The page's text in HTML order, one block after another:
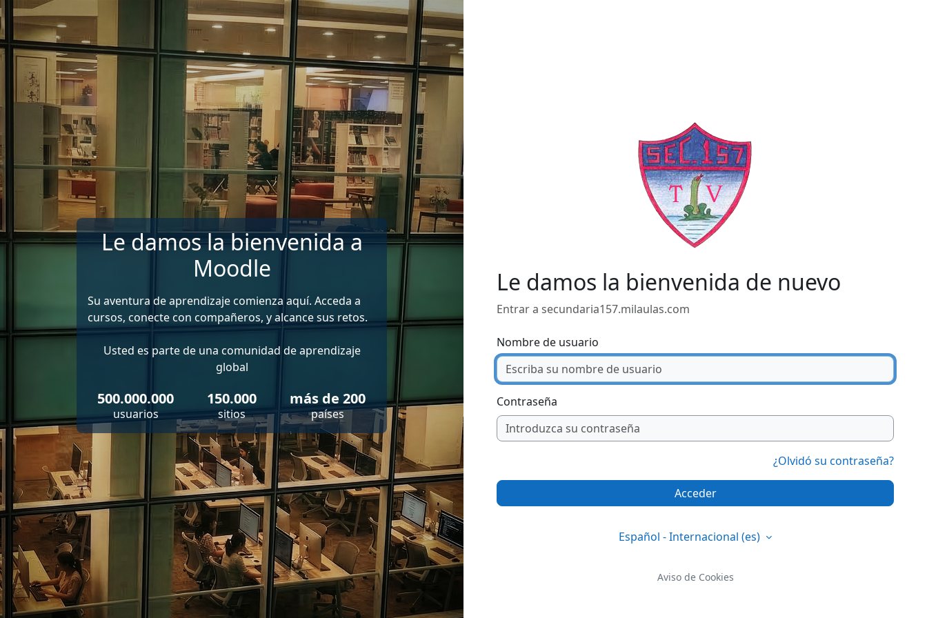
Salta al contenido principal
Le damos la bienvenida a
Moodle
Su aventura de aprendizaje comienza aquí. Acceda a
cursos, conecte con compañeros, y alcance sus retos.
Usted es parte de una comunidad de aprendizaje
global
500.000.000
usuarios
150.000
sitios
más de 200
países
Le damos la bienvenida de nuevo
Entrar a secundaria157.milaulas.com
Nombre de usuario
Contraseña
¿Olvidó su contraseña?
Acceder
Español - Internacional ‎(es)‎
Aviso de Cookies